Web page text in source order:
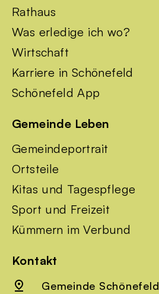
Rathaus
Was erledige ich wo?
Wirtschaft
Karriere in Schönefeld
Schönefeld App
Gemeinde Leben
Gemeindeportrait
Ortsteile
Kitas und Tagespflege
Sport und Freizeit
Kümmern im Verbund
Kontakt
Gemeinde Schönefeld